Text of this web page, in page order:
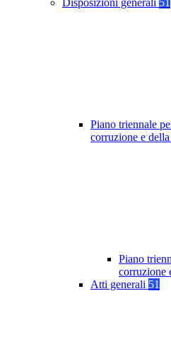
Disposizioni generali 51
Piano triennale
corruzione e della
Piano
corruzione
Atti generali 51